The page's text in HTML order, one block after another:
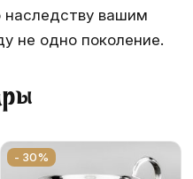
наследству вашим
не одно поколение.
- 30%